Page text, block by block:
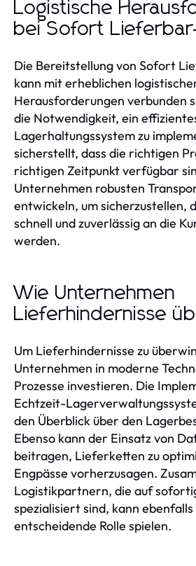
Logistische
bei Sofort
Die Bereitstellung von Sofort
kann mit erheblichen
Herausforderungen verbunden
die Notwendigkeit, ein
Lagerhaltungssystem zu
sicherstellt, dass die richtigen
richtigen Zeitpunkt verfügbar
Unternehmen robusten
entwickeln, um sicherzustellen,
schnell und zuverlässig an die
werden.
Wie Unternehmen
Lieferhindernisse
Um Lieferhindernisse zu
Unternehmen in moderne
Prozesse investieren. Die
Echtzeit-
den Überblick über den
Ebenso kann der Einsatz von
beitragen, Lieferketten zu
Engpässe vorherzusagen.
Logistikpartnern, die auf
spezialisiert sind, kann ebenfalls
entscheidende Rolle spielen.